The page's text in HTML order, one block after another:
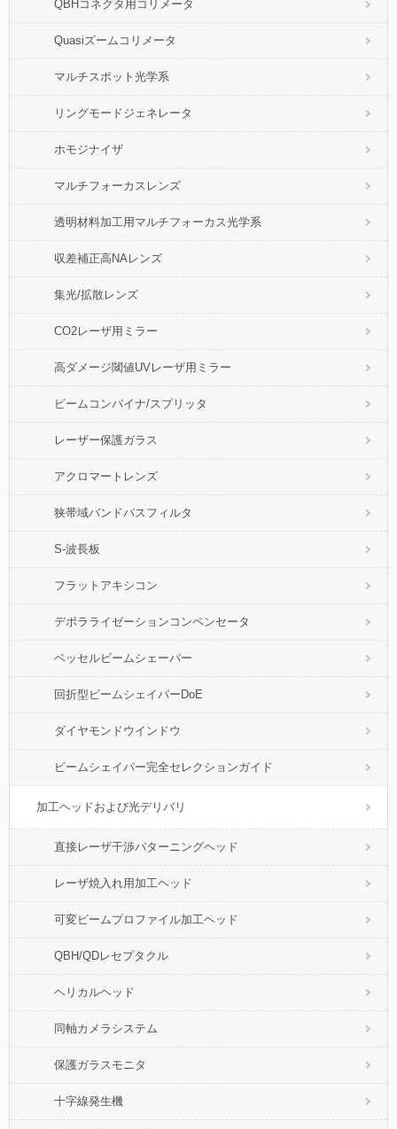
QBHコネクタ用コリメータ
Quasiズームコリメータ
マルチスポット光学系
リングモードジェネレータ
ホモジナイザ
マルチフォーカスレンズ
透明材料加工用マルチフォーカス光学系
収差補正高NAレンズ
集光/拡散レンズ
CO2レーザ用ミラー
高ダメージ閾値UVレーザ用ミラー
ビームコンバイナ/スプリッタ
レーザー保護ガラス
アクロマートレンズ
狭帯域バンドパスフィルタ
S-波長板
フラットアキシコン
デポラライゼーションコンペンセータ
ベッセルビームシェーパー
回折型ビームシェイパーDoE
ダイヤモンドウインドウ
ビームシェイパー完全セレクションガイド
加工ヘッドおよび光デリバリ
直接レーザ干渉パターニングヘッド
レーザ焼入れ用加工ヘッド
可変ビームプロファイル加工ヘッド
QBH/QDレセプタクル
ヘリカルヘッド
同軸カメラシステム
保護ガラスモニタ
十字線発生機